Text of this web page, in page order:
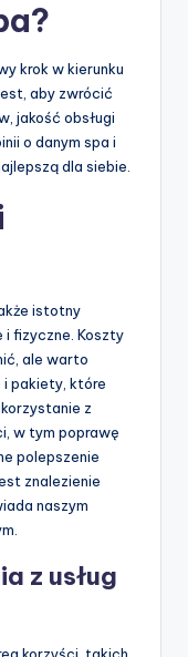
krok w kierunku
aby zwrócić
jakość obsługi
o danym spa i
dla siebie.
istotny
i fizyczne. Koszty
ale warto
pakiety, które
z
w tym poprawę
polepszenie
znalezienie
naszym
z usług